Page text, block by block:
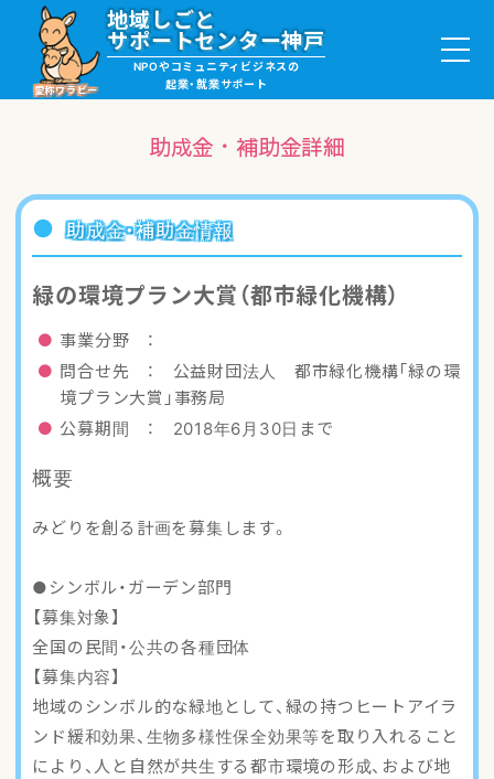
愛称ワラビー
地域しごと
サポートセンター神戸
NPOやコミュニティビジネスの
起業・就業サポート
就職・ボランティア情報
助成金・補助金情報
助成金・補助金詳細
助成金・補助金情報
緑の環境プラン大賞（都市緑化機構）
事業分野 ：
問合せ先 ： 公益財団法人 都市緑化機構「緑の環
境プラン大賞」事務局
公募期間 ： 2018年6月30日まで
概要
みどりを創る計画を募集します。
●シンボル・ガーデン部門
【募集対象】
全国の民間・公共の各種団体
【募集内容】
地域のシンボル的な緑地として、緑の持つヒートアイラ
ンド緩和効果、生物多様性保全効果等を取り入れること
により、人と自然が共生する都市環境の形成、および地